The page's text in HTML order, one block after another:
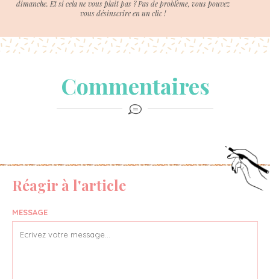
dimanche. Et si cela ne vous plait pas ? Pas de problème, vous pouvez
vous désinscrire en un clic !
Commentaires
Réagir à l'article
MESSAGE